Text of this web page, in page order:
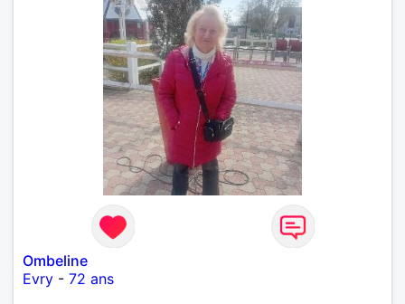
Ombeline
Evry - 72 ans